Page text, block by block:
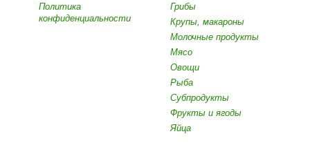
Политика
конфиденциальности
Грибы
Крупы, макароны
Молочные продукты
Мясо
Овощи
Рыба
Субпродукты
Фрукты и ягоды
Яйца